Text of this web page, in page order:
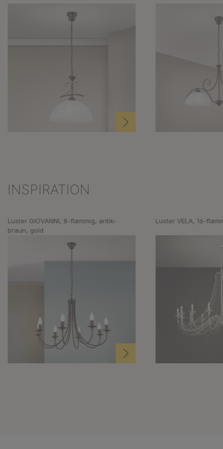
Produktgalerie überspringen
INSPIRATION
Luster GIOVANNI, 8-flammig, antik-
braun, gold
Luster VELA, 16-